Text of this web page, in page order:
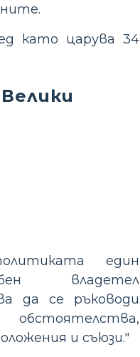
като царува 34
един
владетел
да се ръководи
и съюзи."